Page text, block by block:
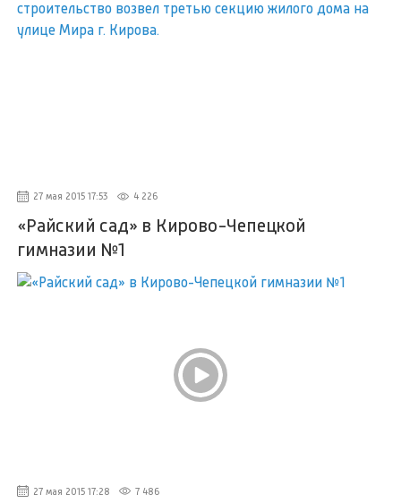
27 мая 2015 17:53 4 226
«Райский сад» в Кирово-Чепецкой
гимназии №1
27 мая 2015 17:28 7 486